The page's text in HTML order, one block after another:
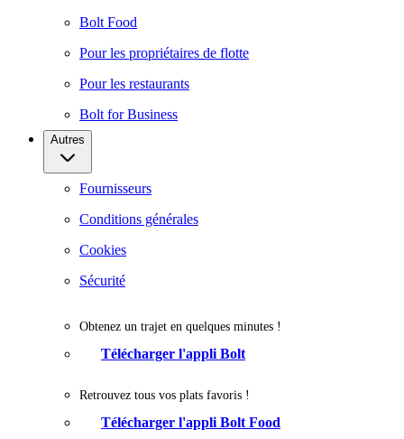
Bolt Food
Pour les propriétaires de flotte
Pour les restaurants
Bolt for Business
Autres
Fournisseurs
Conditions générales
Cookies
Sécurité
Obtenez un trajet en quelques minutes !
Télécharger l'appli Bolt
Retrouvez tous vos plats favoris !
Télécharger l'appli Bolt Food